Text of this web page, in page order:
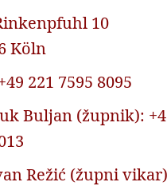
10
Köln
221 7595 8095
Buljan (župnik):
Režić (župni